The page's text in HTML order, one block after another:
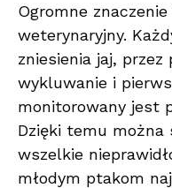
Ogromne
weterynaryjny.
zniesienia jaj,
wykluwanie i
monitorowany jest
Dzięki temu można
wszelkie
młodym ptakom